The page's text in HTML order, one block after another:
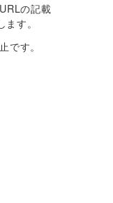
の記載
す。
です。